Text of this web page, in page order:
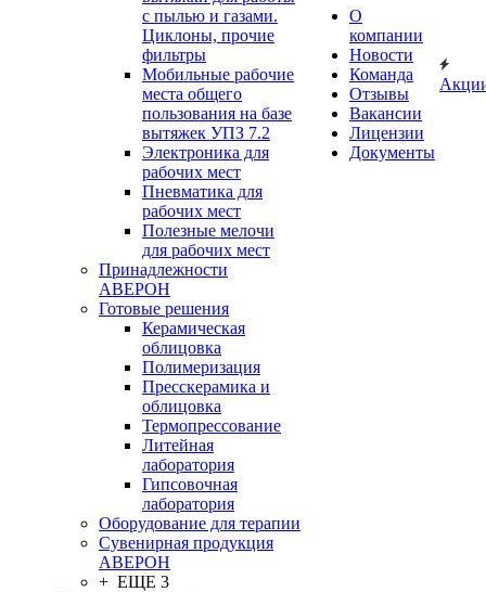
с пылью и газами.
Циклоны, прочие
фильтры
Мобильные рабочие
места общего
пользования на базе
вытяжек УПЗ 7.2
Электроника для
рабочих мест
Пневматика для
рабочих мест
Полезные мелочи
для рабочих мест
Принадлежности
АВЕРОН
Готовые решения
Керамическая
облицовка
Полимеризация
Пресскерамика и
облицовка
Термопрессование
Литейная
лаборатория
Гипсовочная
лаборатория
Оборудование для терапии
Сувенирная продукция
АВЕРОН
+ ЕЩЕ 3
О
компании
Новости
Команда
Отзывы
Вакансии
Лицензии
Документы